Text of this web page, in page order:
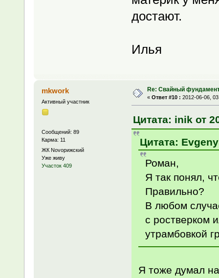
достают.
Илья
mkwork
Активный участник
Сообщений: 89
Карма: 11
ЖК Novoрижский
Уже живу
Участок 409
Re: Свайный
« Ответ #10 : 2012-06-06,
Цитата: inik от
Цитата:
Роман,
Я так понял,
Правильно?
В любом
с ростверком
утрамбовкой
Я тоже думал